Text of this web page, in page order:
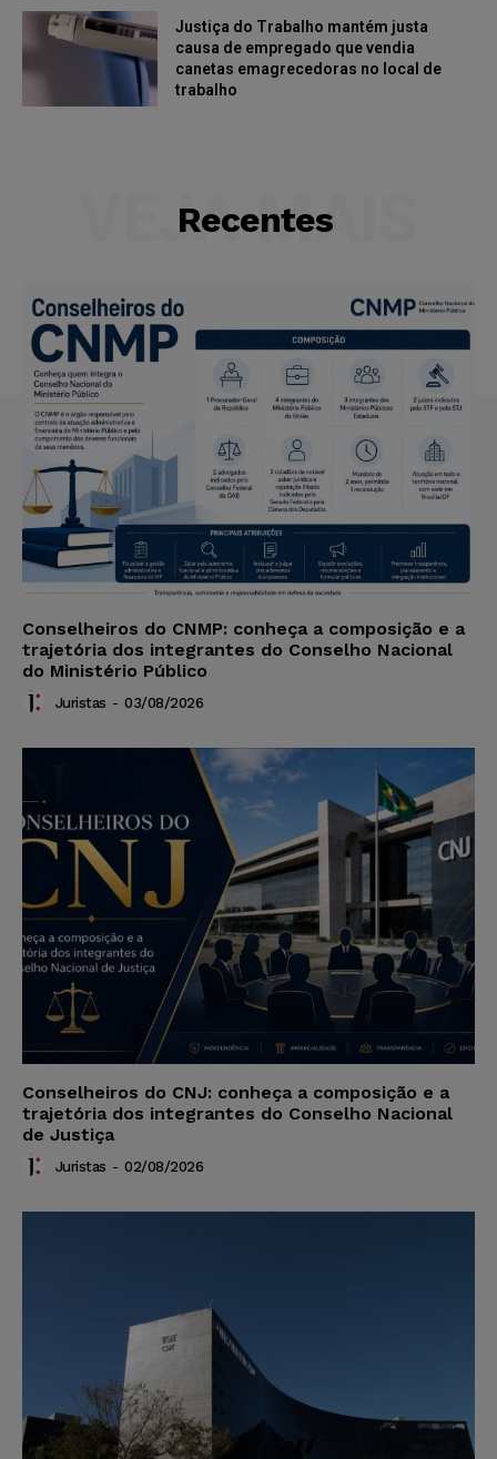
Justiça do Trabalho mantém justa
causa de empregado que vendia
canetas emagrecedoras no local de
trabalho
Recentes
VEJA MAIS
Conselheiros do CNMP: conheça a composição e a
trajetória dos integrantes do Conselho Nacional
do Ministério Público
Juristas - 03/08/2026
Conselheiros do CNJ: conheça a composição e a
trajetória dos integrantes do Conselho Nacional
de Justiça
Juristas - 02/08/2026